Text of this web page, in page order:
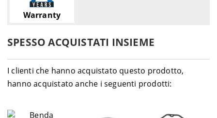
Warranty
SPESSO ACQUISTATI INSIEME
I clienti che hanno acquistato questo prodotto,
hanno acquistato anche i seguenti prodotti: